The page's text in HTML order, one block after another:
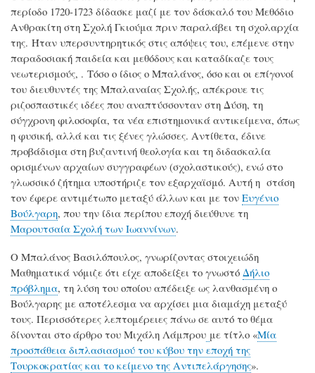
περίοδο 1720-1723 δίδασκε μαζί με τον δάσκαλό του Μεθόδιο
Ανθρακίτη στη Σχολή Γκιούμα πριν παραλάβει τη σχολαρχία
της. Ήταν υπερσυντηρητικός στις απόψεις του, επέμενε στην
παραδοσιακή παιδεία και μεθόδους και καταδίκαζε τους
νεωτερισμούς, . Τόσο ο ίδιος ο Μπαλάνος, όσο και οι επίγονοί
του διευθυντές της Μπαλαναίας Σχολής, απέκρουε τις
ριζοσπαστικές ιδέες που αναπτύσσονταν στη Δύση, τη
σύγχρονη φιλοσοφία, τα νέα επιστημονικά αντικείμενα, όπως
η φυσική, αλλά και τις ξένες γλώσσες. Αντίθετα, έδινε
προβάδισμα στη βυζαντινή θεολογία και τη διδασκαλία
ορισμένων αρχαίων συγγραφέων (σχολαστικούς), ενώ στο
γλωσσικό ζήτημα υποστήριζε τον εξαρχαϊσμό. Αυτή η στάση
τον έφερε αντιμέτωπο μεταξύ άλλων και με τον Ευγένιο
Βούλγαρη, που την ίδια περίπου εποχή διεύθυνε τη
Μαρουτσαία Σχολή των Ιωαννίνων.
Ο Μπαλάνος Βασιλόπουλος, γνωρίζοντας στοιχειώδη
Μαθηματικά νόμιζε ότι είχε αποδείξει το γνωστό Δήλιο
πρόβλημα, τη λύση του οποίου απέδειξε ως λανθασμένη ο
Βούλγαρης με αποτέλεσμα να αρχίσει μια διαμάχη μεταξύ
τους. Περισσότερες λεπτομέρειες πάνω σε αυτό το θέμα
δίνονται στο άρθρο του Μιχάλη Λάμπρου με τίτλο «Μία
προσπάθεια διπλασιασμού του κύβου την εποχή της
Τουρκοκρατίας και το κείμενο της Αντιπελάργησης».